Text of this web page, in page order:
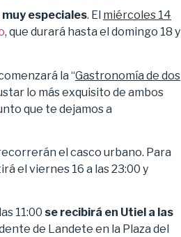
especiales. El miércoles 14
, que durará hasta el domingo 18 y
la “Gastronomía de dos
lo más exquisito de ambos
que te dejamos a
el casco urbano. Para
el viernes 16 a las 23:00 y
11:00 se recibirá en Utiel a las
de Landete en la Plaza del